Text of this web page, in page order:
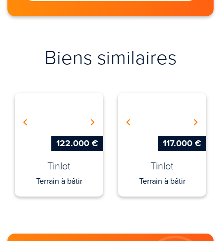
Biens similaires
122.000 €
Tinlot
Terrain à bâtir
117.000 €
Tinlot
Terrain à bâtir